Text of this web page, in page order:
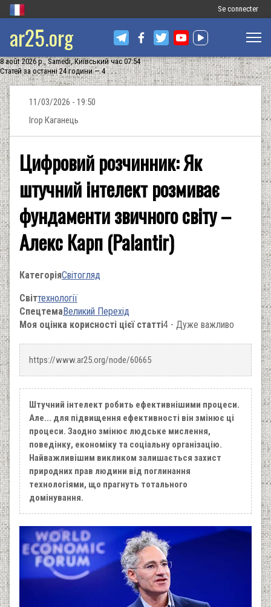
Меню
користувача
Se connecter
ar25.org
8 août 2026 р., Samedi, Київський час 07:54
Статей за останні 24 години — 4
11/03/2026 - 19:50
Ігор Каганець
Цифровий розчинник: Як
штучний інтелект розмиває
фундаменти звичного світу –
Алекс Карп (Palantir)
КатегоріяСвітогляд
Світтехнології
СпецтемаВеликий Перехід
Моя оцінка корисності цієї статті4 - Дуже важливо
https://www.ar25.org/node/60665
Штучний інтелект робить ефективнішими процеси.
Але... для підвищення ефективності він змінює ці
процеси. Заодно змінює людське мислення,
поведінку, економіку та соціальну організацію.
Найважливішим викликом залишається захист
природних прав людини від поглинання
технологіями, що прагнуть тотального
домінування.